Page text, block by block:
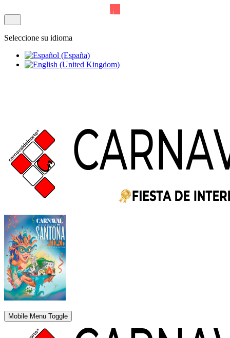
Seleccione su idioma
Mobile Menu Toggle